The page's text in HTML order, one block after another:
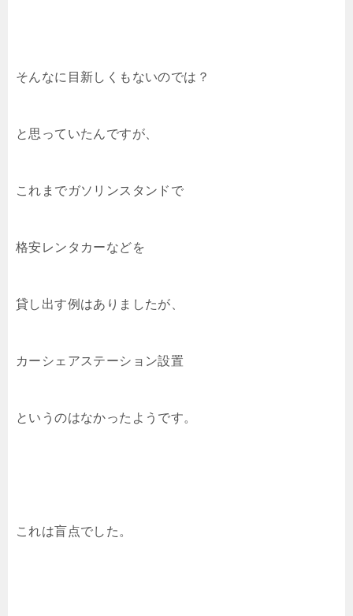
そんなに目新しくもないのでは？
と思っていたんですが、
これまでガソリンスタンドで
格安レンタカーなどを
貸し出す例はありましたが、
カーシェアステーション設置
というのはなかったようです。
これは盲点でした。